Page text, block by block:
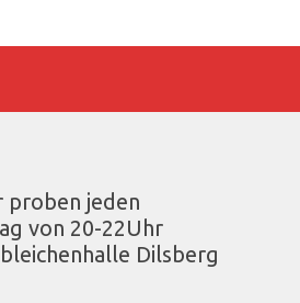
proben jeden
von 20-22Uhr
Dilsberg